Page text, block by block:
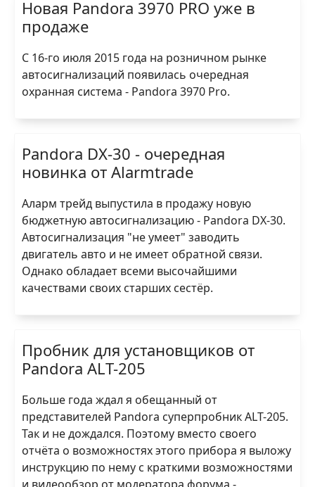
Новая Pandora 3970 PRO уже в
продаже
С 16-го июля 2015 года на розничном рынке
автосигнализаций появилась очередная
охранная система - Pandora 3970 Pro.
Pandora DX-30 - очередная
новинка от Alarmtrade
Аларм трейд выпустила в продажу новую
бюджетную автосигнализацию - Pandora DX-30.
Автосигнализация "не умеет" заводить
двигатель авто и не имеет обратной связи.
Однако обладает всеми высочайшими
качествами своих старших сестёр.
Пробник для установщиков от
Pandora ALT-205
Больше года ждал я обещанный от
представителей Pandora суперпробник ALT-205.
Так и не дождался. Поэтому вместо своего
отчёта о возможностях этого прибора я выложу
инструкцию по нему с краткими возможностями